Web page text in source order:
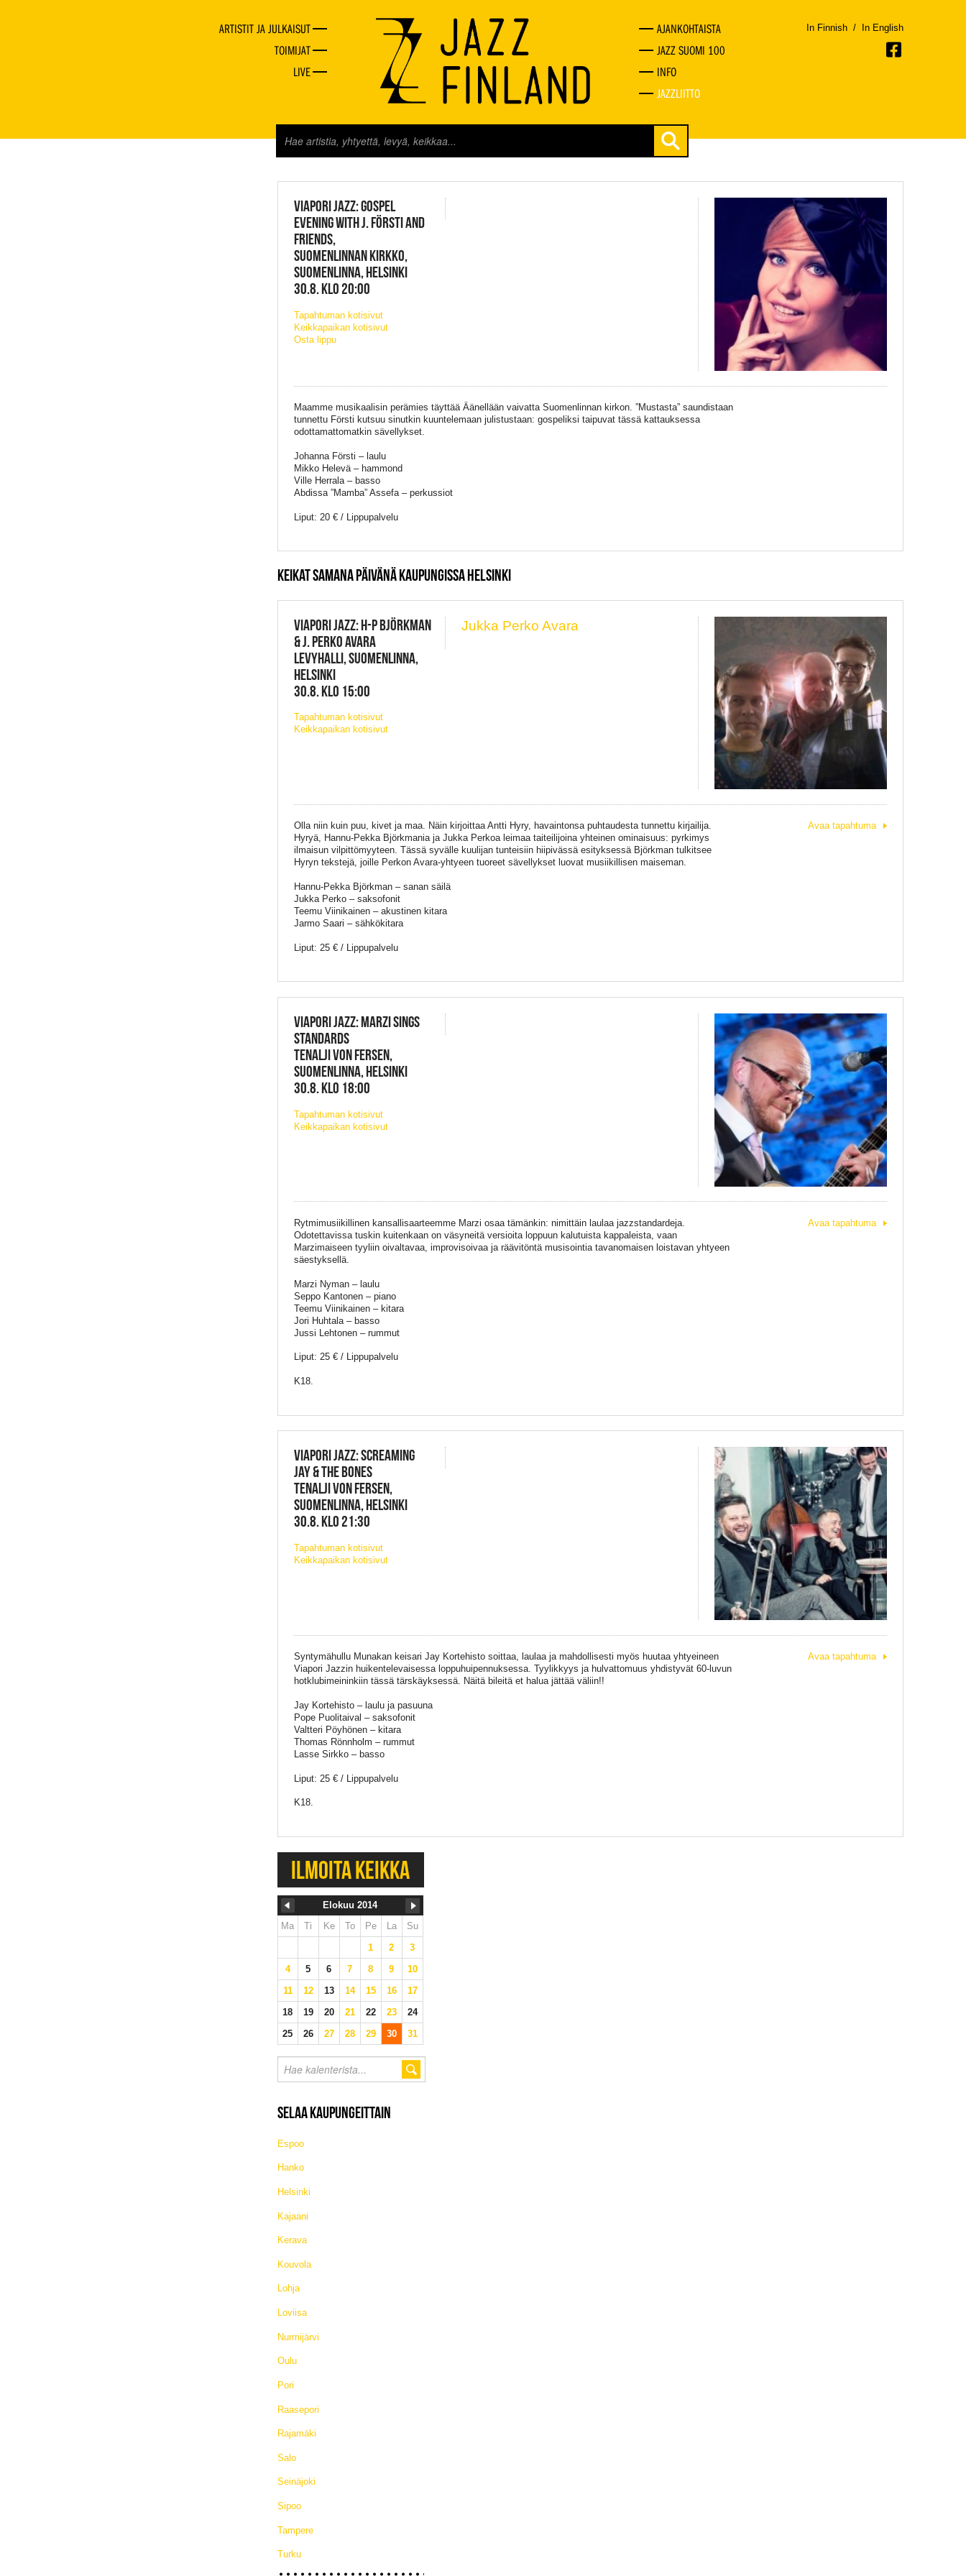
ARTISTIT JA JULKAISUT
TOIMIJAT
LIVE
AJANKOHTAISTA
JAZZ SUOMI 100
INFO
JAZZLIITTO
In Finnish / In English
JAZZ FINLAND LIVE
VIAPORI JAZZ: GOSPEL
EVENING WITH J. FÖRSTI AND
FRIENDS,
SUOMENLINNAN KIRKKO,
SUOMENLINNA, HELSINKI
30.8. KLO 20:00
Tapahtuman kotisivut
Keikkapaikan kotisivut
Osta lippu
Maamme musikaalisin perämies täyttää Äänellään vaivatta Suomenlinnan kirkon. ”Mustasta” saundistaan
tunnettu Försti kutsuu sinutkin kuuntelemaan julistustaan: gospeliksi taipuvat tässä kattauksessa
odottamattomatkin sävellykset.
Johanna Försti – laulu
Mikko Helevä – hammond
Ville Herrala – basso
Abdissa ”Mamba” Assefa – perkussiot
Liput: 20 € / Lippupalvelu
KEIKAT SAMANA PÄIVÄNÄ KAUPUNGISSA HELSINKI
VIAPORI JAZZ: H-P BJÖRKMAN
& J. PERKO AVARA
LEVYHALLI, SUOMENLINNA,
HELSINKI
30.8. KLO 15:00
Tapahtuman kotisivut
Keikkapaikan kotisivut
Jukka Perko Avara
Olla niin kuin puu, kivet ja maa. Näin kirjoittaa Antti Hyry, havaintonsa puhtaudesta tunnettu kirjailija.
Hyryä, Hannu-Pekka Björkmania ja Jukka Perkoa leimaa taiteilijoina yhteinen ominaisuus: pyrkimys
ilmaisun vilpittömyyteen. Tässä syvälle kuulijan tunteisiin hiipivässä esityksessä Björkman tulkitsee
Hyryn tekstejä, joille Perkon Avara-yhtyeen tuoreet sävellykset luovat musiikillisen maiseman.
Hannu-Pekka Björkman – sanan säilä
Jukka Perko – saksofonit
Teemu Viinikainen – akustinen kitara
Jarmo Saari – sähkökitara
Liput: 25 € / Lippupalvelu
Avaa tapahtuma
VIAPORI JAZZ: MARZI SINGS
STANDARDS
TENALJI VON FERSEN,
SUOMENLINNA, HELSINKI
30.8. KLO 18:00
Tapahtuman kotisivut
Keikkapaikan kotisivut
Rytmimusiikillinen kansallisaarteemme Marzi osaa tämänkin: nimittäin laulaa jazzstandardeja.
Odotettavissa tuskin kuitenkaan on väsyneitä versioita loppuun kalutuista kappaleista, vaan
Marzimaiseen tyyliin oivaltavaa, improvisoivaa ja räävitöntä musisointia tavanomaisen loistavan yhtyeen
säestyksellä.
Marzi Nyman – laulu
Seppo Kantonen – piano
Teemu Viinikainen – kitara
Jori Huhtala – basso
Jussi Lehtonen – rummut
Liput: 25 € / Lippupalvelu
K18.
Avaa tapahtuma
VIAPORI JAZZ: SCREAMING
JAY & THE BONES
TENALJI VON FERSEN,
SUOMENLINNA, HELSINKI
30.8. KLO 21:30
Tapahtuman kotisivut
Keikkapaikan kotisivut
Syntymähullu Munakan keisari Jay Kortehisto soittaa, laulaa ja mahdollisesti myös huutaa yhtyeineen
Viapori Jazzin huikentelevaisessa loppuhuipennuksessa. Tyylikkyys ja hulvattomuus yhdistyvät 60-luvun
hotklubimeininkiin tässä tärskäyksessä. Näitä bileitä et halua jättää väliin!!
Jay Kortehisto – laulu ja pasuuna
Pope Puolitaival – saksofonit
Valtteri Pöyhönen – kitara
Thomas Rönnholm – rummut
Lasse Sirkko – basso
Liput: 25 € / Lippupalvelu
K18.
Avaa tapahtuma
ILMOITA KEIKKA
Elokuu 2014
Ma
Ti Ke To Pe La
Su
1
2
3
4
5 6 7 8 9
10
11
12 13 14 15 16
17
18
19 20 21 22 23
24
25
26 27 28 29 30 31
SELAA KAUPUNGEITTAIN
Espoo
Hanko
Helsinki
Kajaani
Kerava
Kouvola
Lohja
Loviisa
Nurmijärvi
Oulu
Pori
Raasepori
Rajamäki
Salo
Seinäjoki
Sipoo
Tampere
Turku